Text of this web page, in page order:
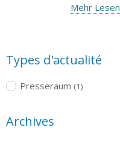
Mehr Lesen
Types d'actualité
Presseraum (1)
Archives